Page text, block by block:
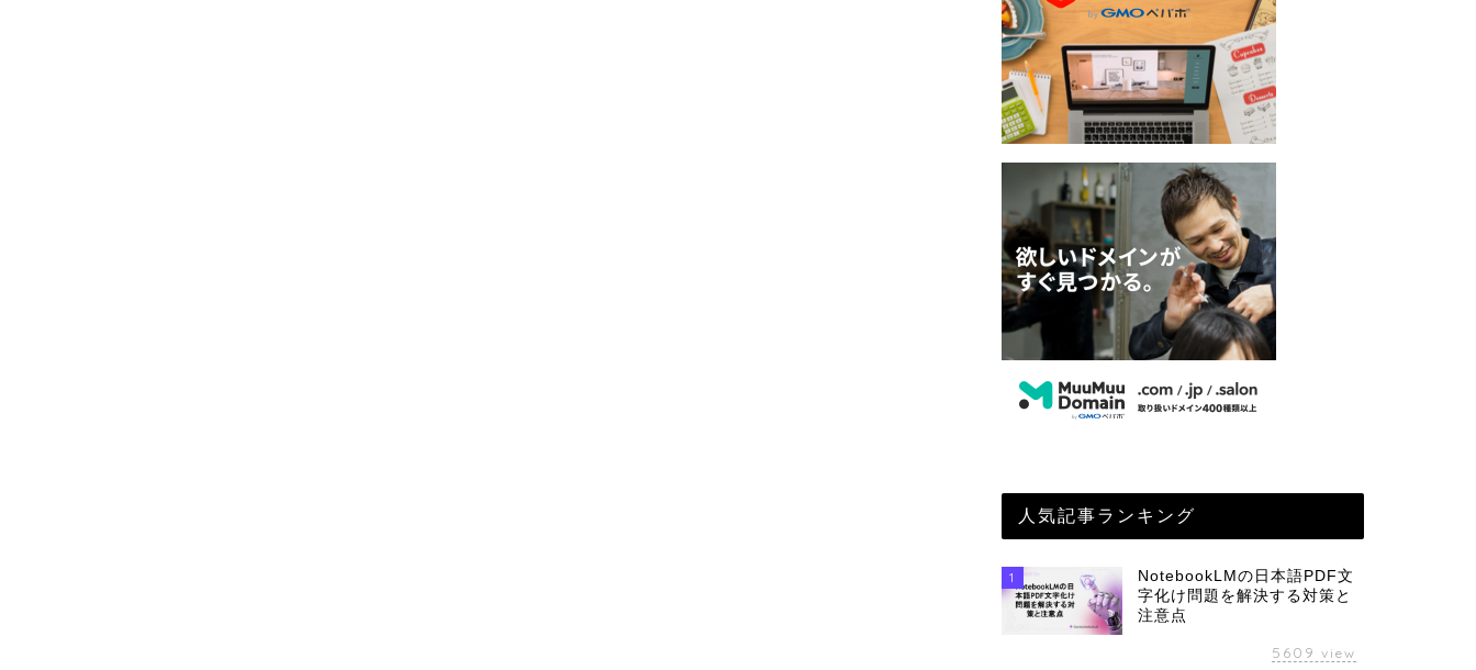
人気記事ランキング
1
NotebookLMの日本語PDF文
字化け問題を解決する対策と
注意点
5609 view